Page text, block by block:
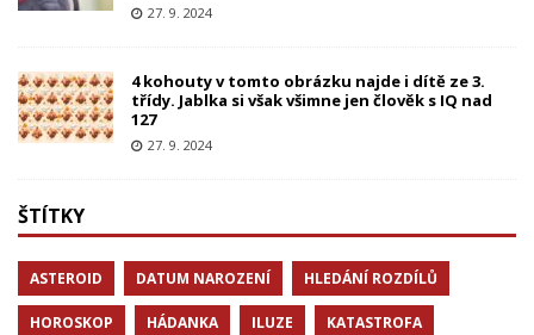
27. 9. 2024
4 kohouty v tomto obrázku najde i dítě ze 3.
třídy. Jablka si však všimne jen člověk s IQ nad
127
27. 9. 2024
ŠTÍTKY
ASTEROID DATUM NAROZENÍ HLEDÁNÍ ROZDÍLŮ
HOROSKOP HÁDANKA ILUZE KATASTROFA